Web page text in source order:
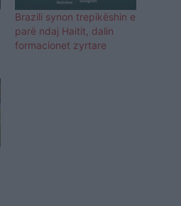
Brazili synon trepikëshin e
parë ndaj Haitit, dalin
formacionet zyrtare